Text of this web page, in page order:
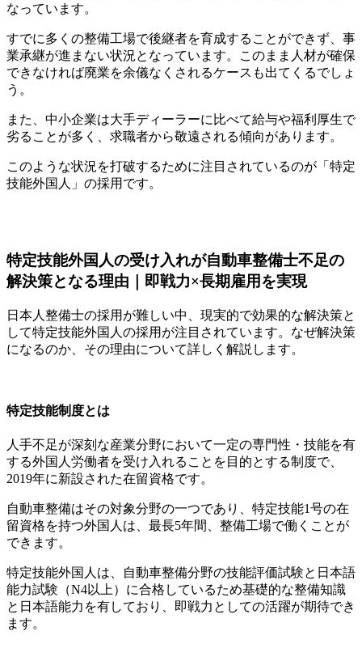
なっています。
すでに多くの整備工場で後継者を育成することができず、事
業承継が進まない状況となっています。このまま人材が確保
できなければ廃業を余儀なくされるケースも出てくるでしょ
う。
また、中小企業は大手ディーラーに比べて給与や福利厚生で
劣ることが多く、求職者から敬遠される傾向があります。
このような状況を打破するために注目されているのが「特定
技能外国人」の採用です。
特定技能外国人の受け入れが自動車整備士不足の
解決策となる理由｜即戦力×長期雇用を実現
日本人整備士の採用が難しい中、現実的で効果的な解決策と
して特定技能外国人の採用が注目されています。なぜ解決策
になるのか、その理由について詳しく解説します。
特定技能制度とは
人手不足が深刻な産業分野において一定の専門性・技能を有
する外国人労働者を受け入れることを目的とする制度で、
2019年に新設された在留資格です。
自動車整備はその対象分野の一つであり、特定技能1号の在
留資格を持つ外国人は、最長5年間、整備工場で働くことが
できます。
特定技能外国人は、自動車整備分野の技能評価試験と日本語
能力試験（N4以上）に合格しているため基礎的な整備知識
と日本語能力を有しており、即戦力としての活躍が期待でき
ます。